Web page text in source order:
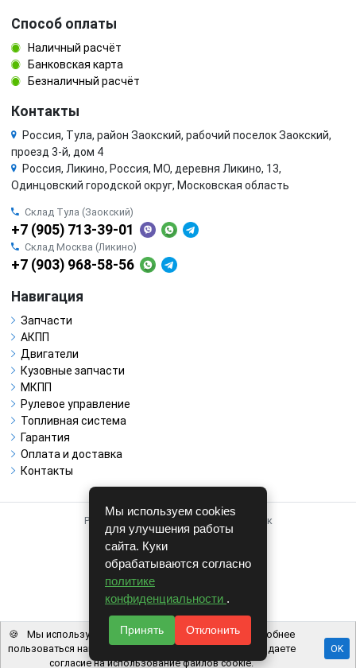
Способ оплаты
Наличный расчёт
Банковская карта
Безналичный расчёт
Контакты
Россия, Тула, район Заокский, рабочий поселок Заокский,
проезд 3-й, дом 4
Россия, Ликино, Россия, МО, деревня Ликино, 13,
Одинцовский городской округ, Московская область
Склад Тула (Заокский)
+7 (905) 713-39-01
Склад Москва (Ликино)
+7 (903) 968-58-56
Навигация
Запчасти
АКПП
Двигатели
Кузовные запчасти
МКПП
Рулевое управление
Топливная система
Гарантия
Оплата и доставка
Контакты
Работает на системе для авторазборок
CARRO.БИЗНЕС
Полная версия
© COPYRIGHT 2026 г.
v1.1.24
Мы используем cookies
для улучшения работы
сайта. Куки
обрабатываются согласно
политике
конфиденциальности .
Принять Отклонить
🍪
Мы используем файлы cookie, чтобы вам было удобнее
пользоваться нашим сайтом. Используя наш сайт, вы даете
согласие на использование файлов cookie.
OK